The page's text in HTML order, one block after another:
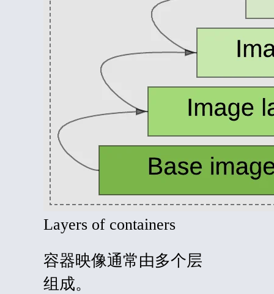
Layers of containers
容器映像通常由多个层
组成。